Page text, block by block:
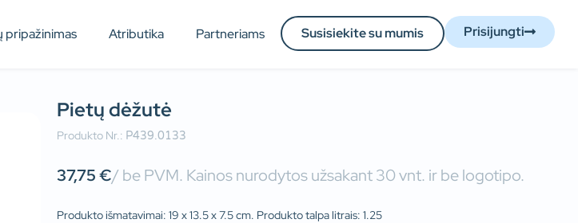
pripažinimas Atributika Partneriams Susisiekite su mumis Prisijungti
Pietų dėžutė
Produkto Nr.: P439.0133
37,75€/ be PVM. Kainos nurodytos užsakant 30 vnt. ir be logotipo.
Produkto išmatavimai: 19 x 13.5 x 7.5 cm. Produkto talpa litrais: 1.25